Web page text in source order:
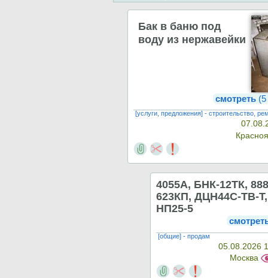
Бак в баню под
воду из нержавейки
смотреть
[услуги, предложения] - строительство,
4055А, БНК-12ТК,
623КП, ДЦН44С-ТВ-Т,
НП25-5
[общие] - продам
05.08.2026
Москва